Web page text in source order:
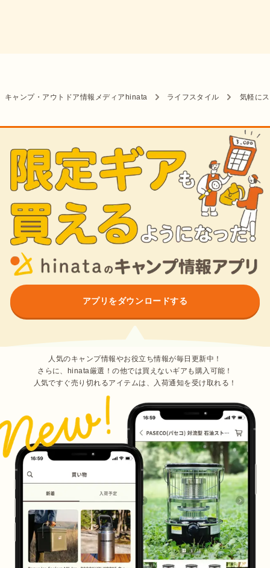
キャンプ・アウトドア情報メディアhinata ライフスタイル 気軽に
アプリをダウンロードする
人気のキャンプ情報やお役立ち情報が毎日更新中！
さらに、hinata厳選！の他では買えないギアも購入可能！
人気ですぐ売り切れるアイテムは、入荷通知を受け取れる！